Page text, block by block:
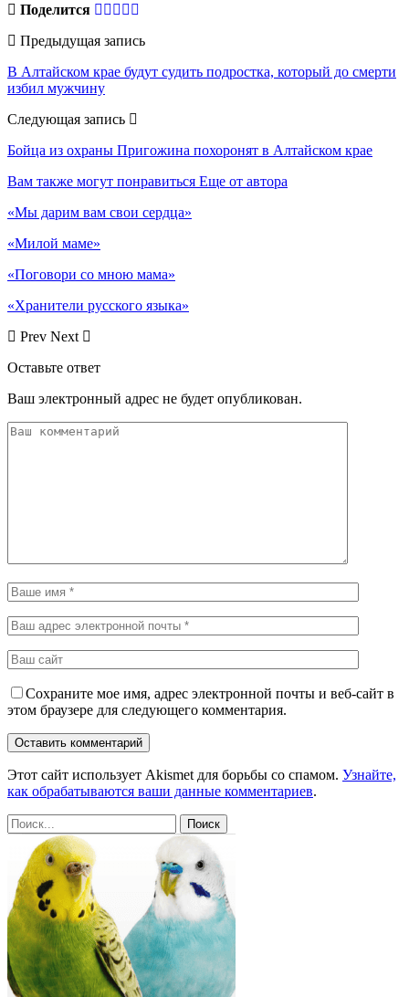
Поделится
Предыдущая запись
В Алтайском крае будут судить подростка, который до смерти
избил мужчину
Следующая запись
Бойца из охраны Пригожина похоронят в Алтайском крае
Вам также могут понравиться Еще от автора
«Мы дарим вам свои сердца»
«Милой маме»
«Поговори со мною мама»
«Хранители русского языка»
Prev Next
Оставьте ответ
Ваш электронный адрес не будет опубликован.
Сохраните мое имя, адрес электронной почты и веб-сайт в
этом браузере для следующего комментария.
Этот сайт использует Akismet для борьбы со спамом. Узнайте,
как обрабатываются ваши данные комментариев.